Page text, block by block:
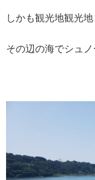
しかも観光地観光
その辺の海でシュ